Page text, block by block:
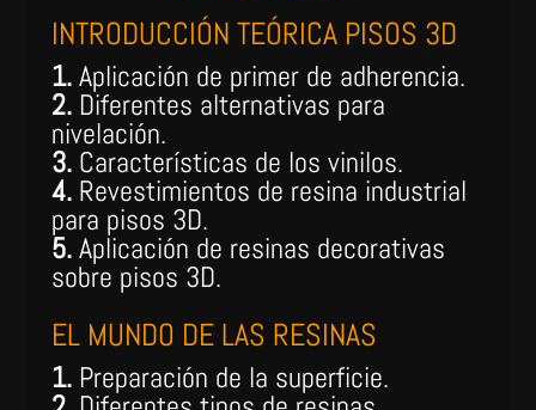
INTRODUCCIÓN TEÓRICA PISOS 3D
1.Aplicación de primer de adherencia.
2.Diferentes alternativas para
nivelación.
3.Características de los vinilos.
4.Revestimientos de resina industrial
para pisos 3D.
5.Aplicación de resinas decorativas
sobre pisos 3D.
EL MUNDO DE LAS RESINAS
1.Preparación de la superficie.